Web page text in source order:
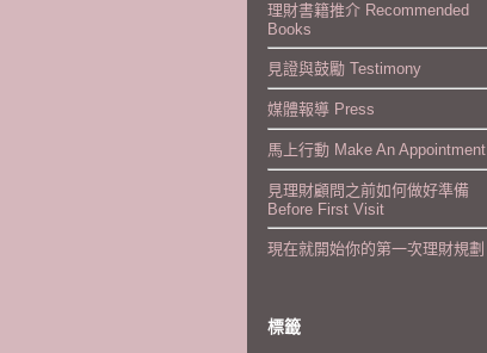
理財書籍推介 Recommended
Books
見證與鼓勵 Testimony
媒體報導 Press
馬上行動 Make An Appointment
見理財顧問之前如何做好準備
Before First Visit
現在就開始你的第一次理財規劃
標籤